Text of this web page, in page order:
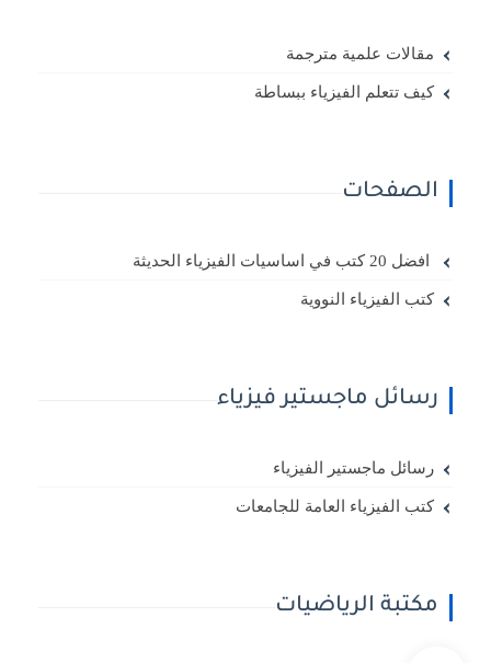
مقالات علمية مترجمة
كيف تتعلم الفيزياء ببساطة
الصفحات
افضل 20 كتب في اساسيات الفيزياء الحديثة
كتب الفيزياء النووية
رسائل ماجستير فيزياء
رسائل ماجستير الفيزياء
كتب الفيزياء العامة للجامعات
مكتبة الرياضيات